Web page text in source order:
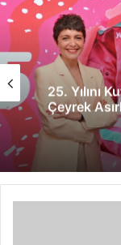
25. Yılını
Çeyrek